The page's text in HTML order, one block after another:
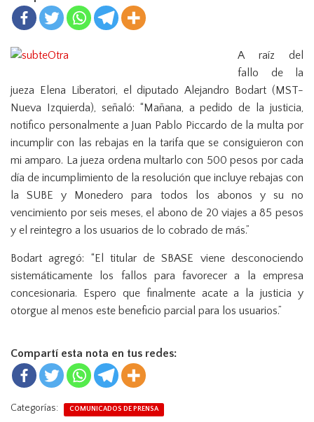
A raíz del
fallo de la
jueza Elena Liberatori, el diputado Alejandro Bodart (MST-
Nueva Izquierda), señaló: “Mañana, a pedido de la justicia,
notifico personalmente a Juan Pablo Piccardo de la multa por
incumplir con las rebajas en la tarifa que se consiguieron con
mi amparo. La jueza ordena multarlo con 500 pesos por cada
día de incumplimiento de la resolución que incluye rebajas con
la SUBE y Monedero para todos los abonos y su no
vencimiento por seis meses, el abono de 20 viajes a 85 pesos
y el reintegro a los usuarios de lo cobrado de más.”
Bodartagregó: “El titular de SBASE viene desconociendo
sistemáticamente los fallos para favorecer a la empresa
concesionaria. Espero que finalmente acate a la justicia y
otorgue al menos este beneficio parcial para los usuarios.”
Compartí esta nota en tus redes:
Categorías: COMUNICADOS DE PRENSA